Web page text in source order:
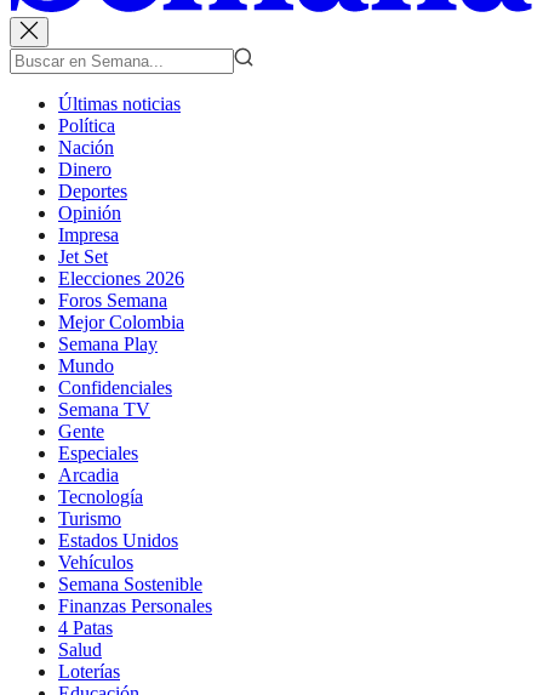
Últimas noticias
Política
Nación
Dinero
Deportes
Opinión
Impresa
Jet Set
Elecciones 2026
Foros Semana
Mejor Colombia
Semana Play
Mundo
Confidenciales
Semana TV
Gente
Especiales
Arcadia
Tecnología
Turismo
Estados Unidos
Vehículos
Semana Sostenible
Finanzas Personales
4 Patas
Salud
Loterías